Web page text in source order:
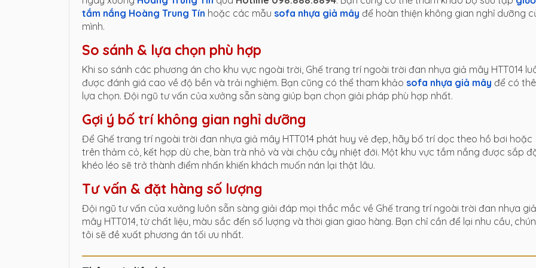
tắm nắng Hoàng Trung Tín hoặc các mẫu sofa nhựa giả mây để hoàn thiện không gian nghỉ dưỡng
mình.
So sánh & lựa chọn phù hợp
Khi so sánh các phương án cho khu vực ngoài trời, Ghế trang trí ngoài trời đan nhựa giả mây HTT014
được đánh giá cao về độ bền và trải nghiệm. Bạn cũng có thể tham khảo sofa nhựa giả mây để có
lựa chọn. Đội ngũ tư vấn của xưởng sẵn sàng giúp bạn chọn giải pháp phù hợp nhất.
Gợi ý bố trí không gian nghỉ dưỡng
Để Ghế trang trí ngoài trời đan nhựa giả mây HTT014 phát huy vẻ đẹp, hãy bố trí dọc theo hồ bơi hoặc
trên thảm cỏ, kết hợp dù che, bàn trà nhỏ và vài chậu cây nhiệt đới. Một khu vực tắm nắng được sắp
khéo léo sẽ trở thành điểm nhấn khiến khách muốn nán lại thật lâu.
Tư vấn & đặt hàng số lượng
Đội ngũ tư vấn của xưởng luôn sẵn sàng giải đáp mọi thắc mắc về Ghế trang trí ngoài trời đan nhựa giả
mây HTT014, từ chất liệu, màu sắc đến số lượng và thời gian giao hàng. Bạn chỉ cần để lại nhu cầu,
tôi sẽ đề xuất phương án tối ưu nhất.